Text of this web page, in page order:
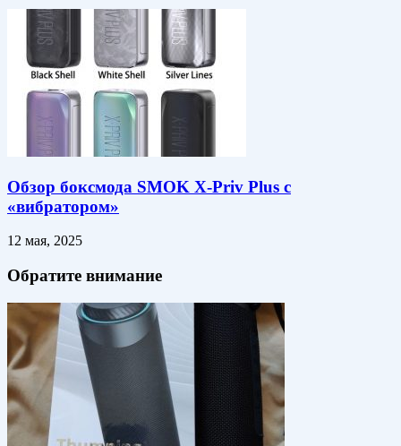
Обзор боксмода SMOK X-Priv Plus с
«вибратором»
12 мая, 2025
Обратите внимание